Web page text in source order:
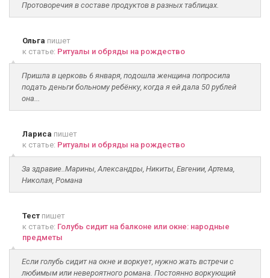
Протоворечия в составе продуктов в разных таблицах.
Ольга пишет
к статье: Ритуалы и обряды на рождество
Пришла в церковь 6 января, подошла женщина попросила
подать деньги больному ребёнку, когда я ей дала 50 рублей
она...
Лариса пишет
к статье: Ритуалы и обряды на рождество
За здравие..Марины, Александры, Никиты, Евгении, Артема,
Николая, Романа
Тест пишет
к статье: Голубь сидит на балконе или окне: народные
предметы
Если голубь сидит на окне и воркует, нужно жать встречи с
любимым или невероятного романа. Постоянно воркующий